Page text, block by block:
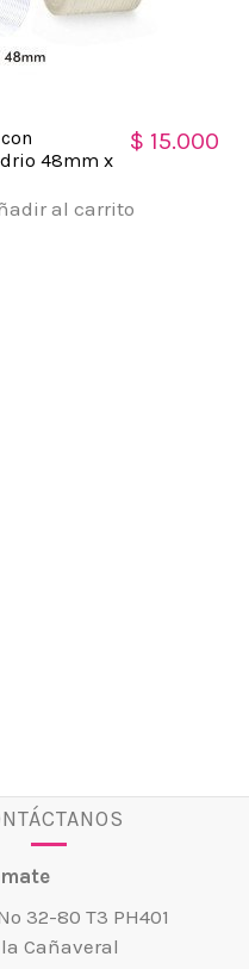
48mm x
$ 15.000
al carrito
32-80 T3 PH401
Cañaveral